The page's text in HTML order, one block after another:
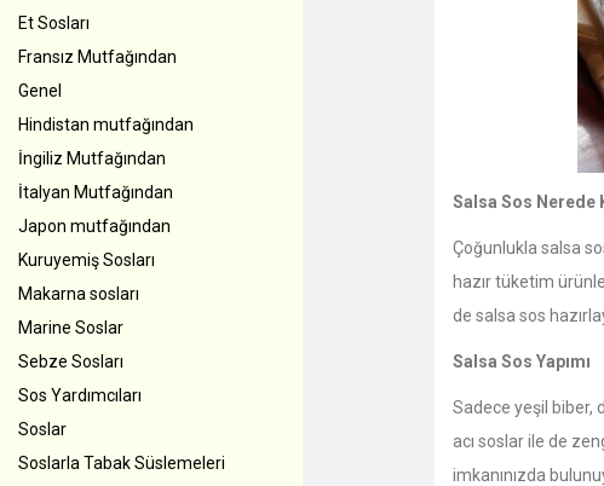
Et Sosları
Fransız Mutfağından
Genel
Hindistan mutfağından
İngiliz Mutfağından
İtalyan Mutfağından
Japon mutfağından
Kuruyemiş Sosları
Makarna sosları
Marine Soslar
Sebze Sosları
Sos Yardımcıları
Soslar
Soslarla Tabak Süslemeleri
Salsa Sos Nerede
Çoğunlukla salsa
hazır tüketim
de salsa sos
Salsa Sos Yapımı
Sadece yeşil biber,
acı soslar ile de
imkanınızda